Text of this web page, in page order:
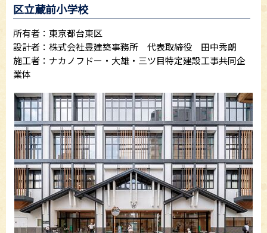
区立蔵前小学校
所有者：東京都台東区
設計者：株式会社豊建築事務所 代表取締役 田中秀朗
施工者：ナカノフドー・大雄・三ツ目特定建設工事共同企
業体